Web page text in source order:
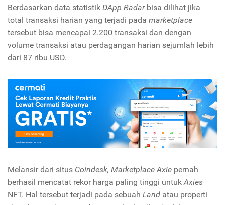
Berdasarkan data statistik DApp Radar bisa dilihat jika
total transaksi harian yang terjadi pada marketplace
tersebut bisa mencapai 2.200 transaksi dan dengan
volume transaksi atau perdagangan harian sejumlah lebih
dari 87 ribu USD.
Melansir dari situs Coindesk, Marketplace Axie pernah
berhasil mencatat rekor harga paling tinggi untukAxies
NFT. Hal tersebut terjadi pada sebuah Land atau properti